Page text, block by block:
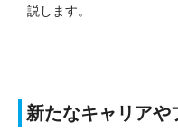
説します。
新たなキャリアや